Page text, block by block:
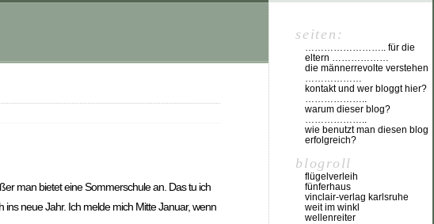
man bietet eine Sommerschule an. Das tu ich
neue Jahr. Ich melde mich Mitte Januar, wenn
seiten:
…………………….. für die
eltern ………………
die männerrevolte verstehen
………………
kontakt und wer bloggt hier?
………………..
warum dieser blog?
………………..
wie benutzt man diesen blog
erfolgreich?
blogroll
flügelverleih
fünferhaus
vinclair-verlag karlsruhe
weit im winkl
wellenreiter